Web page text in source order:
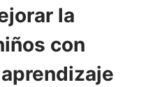
la
con